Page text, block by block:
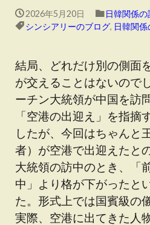
2026年5月20日
日韓関係の
シンシアリーのブログ, 日韓関係
結局、どれだけ別の側面
が交えることはないので
ーチン大統領が中国を訪
「空港の出迎え」を指摘
したが、今回はちゃんと
者）が空港で出迎えたと
大統領の訪中のとき、「
中」より格が下がったと
た。形式上では国賓級の
実際、空港に出てきた人